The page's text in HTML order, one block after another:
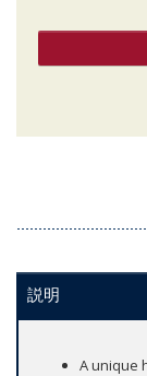
説明
A unique